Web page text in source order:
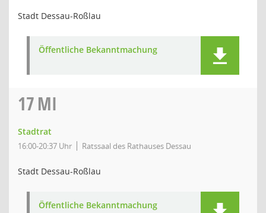
Stadt Dessau-Roßlau
Öffentliche Bekanntmachung
17MI
Stadtrat
16:00-20:37 Uhr Ratssaal des Rathauses Dessau
Stadt Dessau-Roßlau
Öffentliche Bekanntmachung